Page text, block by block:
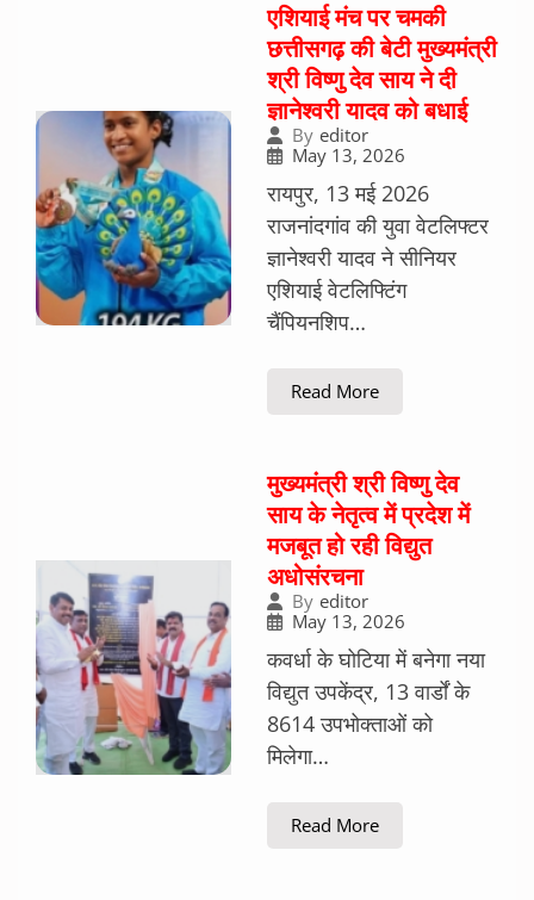
एशियाई मंच पर चमकी
छत्तीसगढ़ की बेटी मुख्यमंत्री
श्री विष्णु देव साय ने दी
ज्ञानेश्वरी यादव को बधाई
By editor
May 13, 2026
रायपुर, 13 मई 2026
राजनांदगांव की युवा वेटलिफ्टर
ज्ञानेश्वरी यादव ने सीनियर
एशियाई वेटलिफ्टिंग
चैंपियनशिप…
Read More
मुख्यमंत्री श्री विष्णु देव
साय के नेतृत्व में प्रदेश में
मजबूत हो रही विद्युत
अधोसंरचना
By editor
May 13, 2026
कवर्धा के घोटिया में बनेगा नया
विद्युत उपकेंद्र, 13 वार्डों के
8614 उपभोक्ताओं को
मिलेगा…
Read More